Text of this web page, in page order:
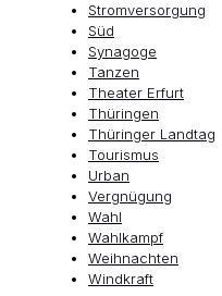
Stromversorgung
Süd
Synagoge
Tanzen
Theater Erfurt
Thüringen
Thüringer Landtag
Tourismus
Urban
Vergnügung
Wahl
Wahlkampf
Weihnachten
Windkraft